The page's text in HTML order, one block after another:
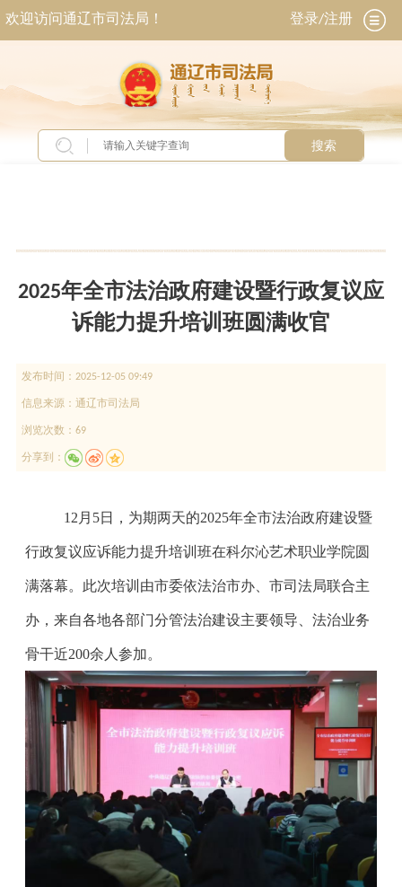
欢迎访问通辽市司法局！ 登录/注册
搜索
2025年全市法治政府建设暨行政复议应
诉能力提升培训班圆满收官
发布时间： 2025-12-05 09:49
信息来源： 通辽市司法局
浏览次数：69
分享到：
12 月 5日，为期两天的2025年全市法治政府建设暨
行政复议应诉能力提升培训班在科尔沁艺术职业学院圆
满落幕。此次培训由市委依法治市办、市司法局联合主
办，来自各地各部门分管法治建设主要领导、法治业务
骨干近200余人参加。